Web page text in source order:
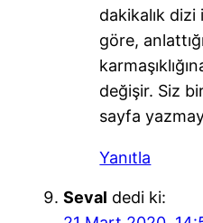
dakikalık dizi
göre,
değişir. Siz
sayfa
Yanıtla
Seval dedi ki: